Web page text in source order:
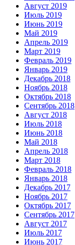
Август 2019
Июль 2019
Июнь 2019
Май 2019
Апрель 2019
Март 2019
Февраль 2019
Январь 2019
Декабрь 2018
Ноябрь 2018
Октябрь 2018
Сентябрь 2018
Август 2018
Июль 2018
Июнь 2018
Май 2018
Апрель 2018
Март 2018
Февраль 2018
Январь 2018
Декабрь 2017
Ноябрь 2017
Октябрь 2017
Сентябрь 2017
Август 2017
Июль 2017
Июнь 2017